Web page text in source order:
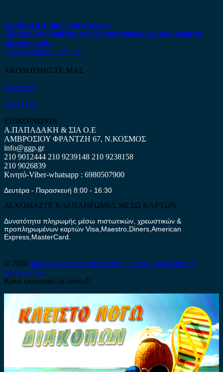
Δεν βρήκατε αυτό που ψάχνετε;
Είμαστε στη διάθεση σας να απαντήσουμε σε οποιαδήποτε
ερώτηση σας.
Επικοινωνήστε μαζί μας
ΑΚΟΛΟΥΘΗΣΤΕ ΜΑΣ
Facebook
ΧΑΡΤΗΣ
ΕΠΙΚΟΙΝΩΝΙΑ
Α.ΠΑΠΑΔΑΚΗ & ΣΙΑ Ο.Ε
ΑΜΒΡΟΣΙΟΥ ΦΡΑΝΤΖΗ 67, Ν.ΚΟΣΜΟΣ
info@ggp.gr
210 9012444 210 9239148 210 9238158
210 9026839
Κινητό-Viber-whatsapp : 6980507900
Δευτέρα - Παρασκευή 8:00 - 16:30
ΔΕΧΟΜΑΣΤΕ ΚΑΙ ΠΛΗΡΩΜΕΣ ΜΕΣΩ ΚΑΡΤΩΝ
Δυνατότητα πληρωμής μέσω πιστωτικών, χρεωστικών &
προπληρωμένων καρτών Visa,Maestro,Diners,American
Express,MasterCard.
© 2026 antallaktika-online.grΜεταχειρισμένα Ανταλλακτικά
Αυτοκινήτων
Καλό καλοκαίρι σε όλους!!